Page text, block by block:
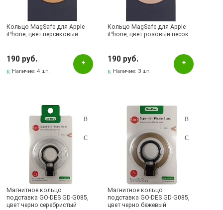
Кольцо MagSafe для Apple
iPhone, цвет персиковый
190 руб.
Наличие:4 шт.
Кольцо MagSafe для Apple
iPhone, цвет розовый песок
190 руб.
Наличие: 3 шт.
Магнитное кольцо
подставка GO-DES GD-G085,
цвет черно серебристый
Магнитное кольцо
подставка GO-DES GD-G085,
цвет черно бежевый